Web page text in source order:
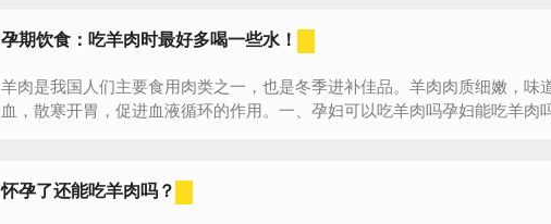
孕期饮食：吃羊肉时最好多喝一些水！
羊肉是我国人们主要食用肉类之一，也是冬季进补佳品。羊肉肉质细嫩，味
血，散寒开胃，促进血液循环的作用。一、孕妇可以吃羊肉吗孕妇能吃羊肉
怀孕了还能吃羊肉吗？